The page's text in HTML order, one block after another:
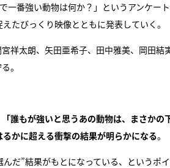
一番強い動物は何か？」というアンケー
たびっくり映像とともに発表していく。
祥太朗、矢田亜希子、田中雅美、岡田
。
誰もが強いと思うあの動物は、まさかの
かに超える衝撃の結果が明らかになる。
だ”結果がもとになっている、というポ